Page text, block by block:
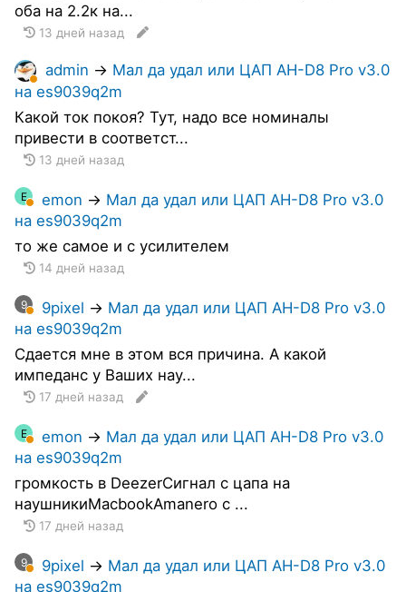
оба на 2.2к на...
13 дней назад
admin → Мал да удал или ЦАП AH-D8 Pro v3.0
на es9039q2m
Какой ток покоя? Тут, надо все номиналы
привести в соответст...
13 дней назад
E emon → Мал да удал или ЦАП AH-D8 Pro v3.0
на es9039q2m
то же самое и с усилителем
14 дней назад
9 9pixel → Мал да удал или ЦАП AH-D8 Pro v3.0
на es9039q2m
Сдается мне в этом вся причина. А какой
импеданс у Ваших нау...
17 дней назад
E emon → Мал да удал или ЦАП AH-D8 Pro v3.0
на es9039q2m
громкость в DeezerСигнал с цапа на
наушникиMacbookAmanero с ...
17 дней назад
9 9pixel → Мал да удал или ЦАП AH-D8 Pro v3.0
на es9039q2m